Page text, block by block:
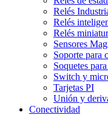
Relés
Relés
Relés
Sensores
Soporte para
Soquetes
Switch y
Tarjetas PI
Unión y
Conectividad